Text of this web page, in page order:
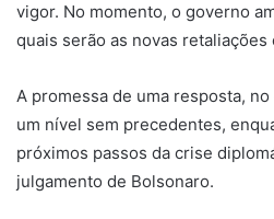
vigor. No momento, o governo
quais serão as novas retaliações
A promessa de uma resposta,
um nível sem precedentes,
próximos passos da crise
julgamento de Bolsonaro.